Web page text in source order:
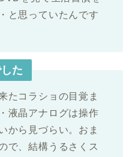
と思っていたんです
た
たコラショの目覚ま
液晶アナログは操作
から見づらい。おま
で、結構うるさくス